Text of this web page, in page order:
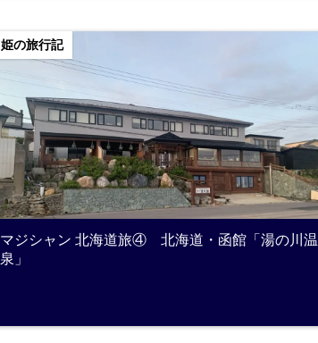
姫の旅行記
マジシャン 北海道旅④ 北海道・函館「湯の川温
泉」